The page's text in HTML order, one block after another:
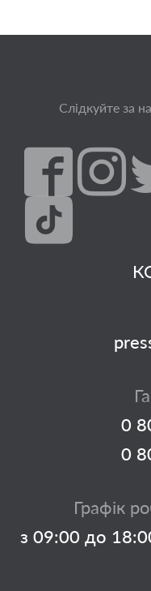
Слідкуйте за
0
0
Графік
з 09:00 до